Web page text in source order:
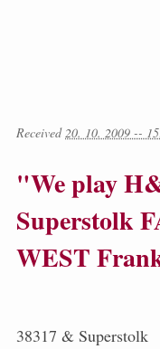
Received20. 10. 2009 --
"We play
Superstolk
WEST
38317 & Superstolk